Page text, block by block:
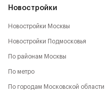
Новостройки
Новостройки Москвы
Новостройки Подмосковья
По районам Москвы
По метро
По городам Московской области